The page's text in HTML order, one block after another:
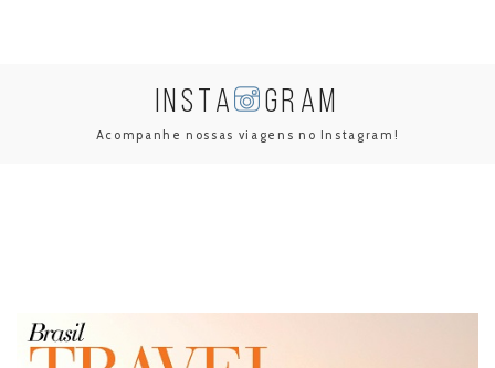
INSTA GRAM
Acompanhe nossas viagens no Instagram!